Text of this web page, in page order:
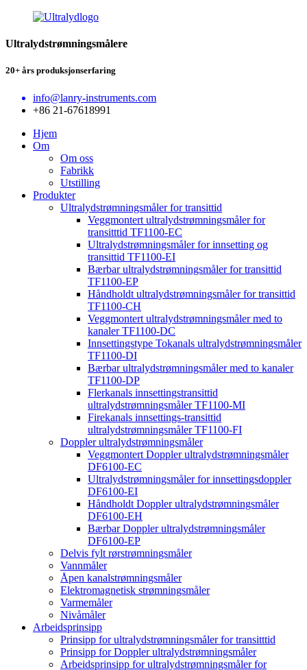
Ultralydstrømningsmålere
20+ års produksjonserfaring
info@lanry-instruments.com
+86 21-67618991
Hjem
Om
Om oss
Fabrikk
Utstilling
Produkter
Ultralydstrømningsmåler for transittid
Veggmontert ultralydstrømningsmåler for
transitttid TF1100-EC
Ultralydstrømningsmåler for innsetting og
transittid TF1100-EI
Bærbar ultralydstrømningsmåler for transittid
TF1100-EP
Håndholdt ultralydstrømningsmåler for transittid
TF1100-CH
Veggmontert ultralydstrømningsmåler med to
kanaler TF1100-DC
Innsettingstype Tokanals ultralydstrømningsmåler
TF1100-DI
Bærbar ultralydstrømningsmåler med to kanaler
TF1100-DP
Flerkanals innsettingstransittid
ultralydstrømningsmåler TF1100-MI
Firekanals innsettings-transittid
ultralydstrømningsmåler TF1100-FI
Doppler ultralydstrømningsmåler
Veggmontert Doppler ultralydstrømningsmåler
DF6100-EC
Ultralydstrømningsmåler for innsettingsdoppler
DF6100-EI
Håndholdt Doppler ultralydstrømningsmåler
DF6100-EH
Bærbar Doppler ultralydstrømningsmåler
DF6100-EP
Delvis fylt rørstrømningsmåler
Vannmåler
Åpen kanalstrømningsmåler
Elektromagnetisk strømningsmåler
Varmemåler
Nivåmåler
Arbeidsprinsipp
Prinsipp for ultralydstrømningsmåler for transitttid
Prinsipp for Doppler ultralydstrømningsmåler
Arbeidsprinsipp for ultralydstrømningsmåler for